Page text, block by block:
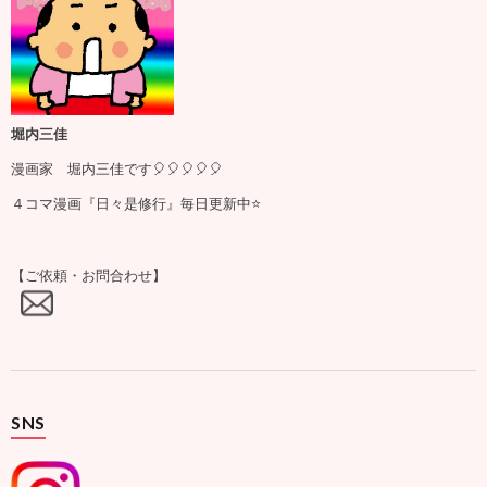
堀内三佳
漫画家 堀内三佳です🎈🎈🎈🎈🎈
４コマ漫画『日々是修行』毎日更新中⭐️
【ご依頼・お問合わせ】
SNS